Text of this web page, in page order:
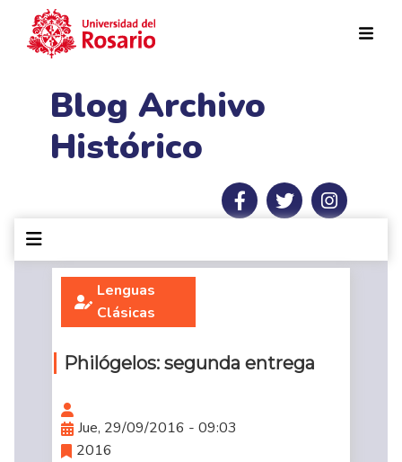
Blog Archivo
Histórico
Lenguas
Clásicas
Philógelos: segunda entrega
Jue, 29/09/2016 - 09:03
2016